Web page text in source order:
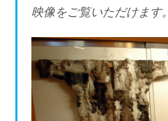
映像をご覧いただけます。